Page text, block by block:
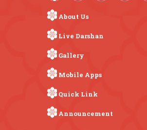
About Us
Live Darshan
Gallery
Mobile Apps
Quick Link
Announcement